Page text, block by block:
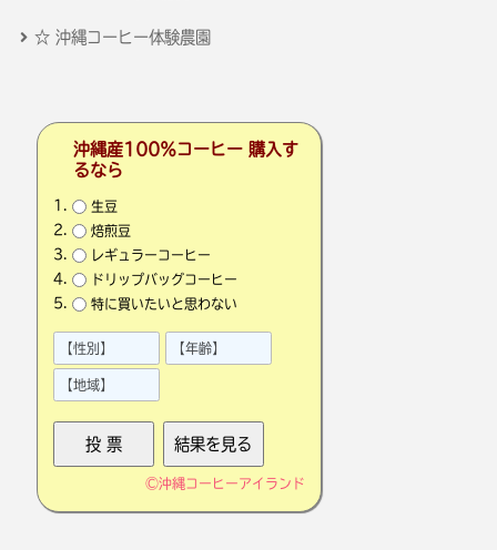
☆ 沖縄コーヒー体験農園
沖縄産100％コーヒー 購入す
るなら
生豆
焙煎豆
レギュラーコーヒー
ドリップバッグコーヒー
特に買いたいと思わない
©沖縄コーヒーアイランド